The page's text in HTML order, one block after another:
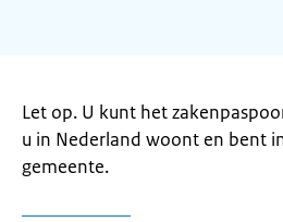
Let op. U kunt het
u in Nederland woont en bent
gemeente.